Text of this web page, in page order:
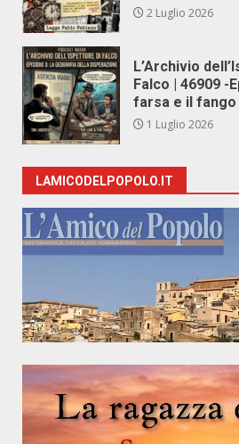
2 Luglio 2026
L’Archivio
Falco | 46909 -
farsa e il fango
1 Luglio 2026
LAMICODELPOPOLO.IT